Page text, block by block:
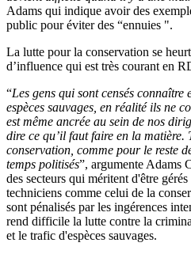
Adams qui indique avoir des
public pour éviter des “ennuies ".
La lutte pour la conservation se
d’influence qui est très courant en
“Les gens qui sont censés
espèces sauvages, en réalité ils ne
est même ancrée au sein de nos
dire ce qu’il faut faire en la matière.
conservation, comme pour le reste
temps politisés”, argumente Adams
des secteurs qui méritent d'être
techniciens comme celui de la
sont pénalisés par les ingérences
rend difficile la lutte contre la
et le trafic d'espèces sauvages.